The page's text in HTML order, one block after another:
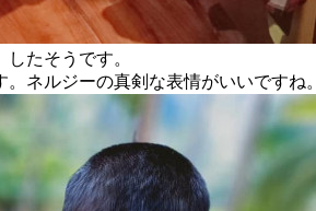
たそうです。
。ネルジーの真剣な表情がいいですね。